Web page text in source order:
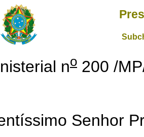
no 200 /
Senhor